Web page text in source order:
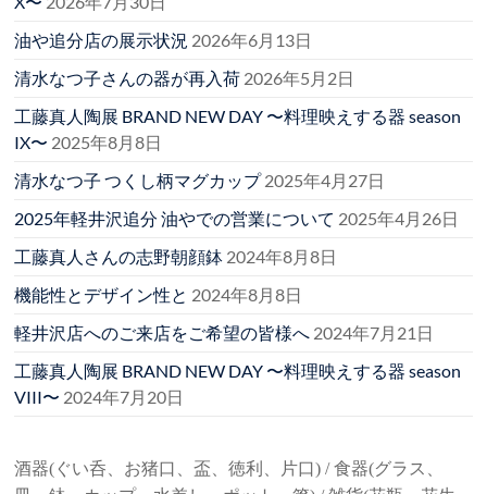
油や追分店の展示状況 2026年6月13日
清水なつ子さんの器が再入荷 2026年5月2日
工藤真人陶展 BRAND NEW DAY 〜料理映えする器 season
IX〜 2025年8月8日
清水なつ子 つくし柄マグカップ2025年4月27日
2025年軽井沢追分 油やでの営業について 2025年4月26日
工藤真人さんの志野朝顔鉢 2024年8月8日
機能性とデザイン性と 2024年8月8日
軽井沢店へのご来店をご希望の皆様へ 2024年7月21日
工藤真人陶展 BRAND NEW DAY 〜料理映えする器 season
VIII〜 2024年7月20日
酒器(ぐい呑、お猪口、盃、徳利、片口) / 食器(グラス、